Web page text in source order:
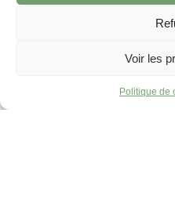
Voir les
Politique de